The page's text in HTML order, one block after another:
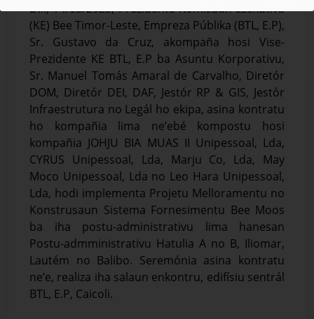
Díli, 14/03/2025, Prezidente Komisaun Ezekutiva
(KE) Bee Timor-Leste, Empreza Públika (BTL, E.P),
Sr. Gustavo da Cruz, akompaña hosi Vise-
Prezidente KE BTL, E.P ba Asuntu Korporativu,
Sr. Manuel Tomás Amaral de Carvalho, Diretór
DOM, Diretór DEI, DAF, Jestór RP & GIS, Jestór
Infraestrutura no Legál ho ekipa, asina kontratu
ho kompañia lima ne’ebé kompostu hosi
kompañia JOHJU BIA MUAS II Unipessoal, Lda,
CYRUS Unipessoal, Lda, Marju Co, Lda, May
Moco Unipessoal, Lda no Leo Hara Unipessoal,
Lda, hodi implementa Projetu Melloramentu no
Konstrusaun Sistema Fornesimentu Bee Moos
ba iha postu-administrativu lima hanesan
Postu-admministrativu Hatulia A no B, Iliomar,
Lautém no Balibo. Seremónia asina kontratu
ne’e, realiza iha salaun enkontru, edifísiu sentrál
BTL, E.P, Caicoli.